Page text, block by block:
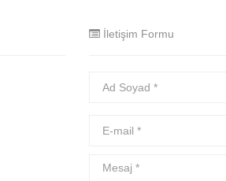
İletişim Formu